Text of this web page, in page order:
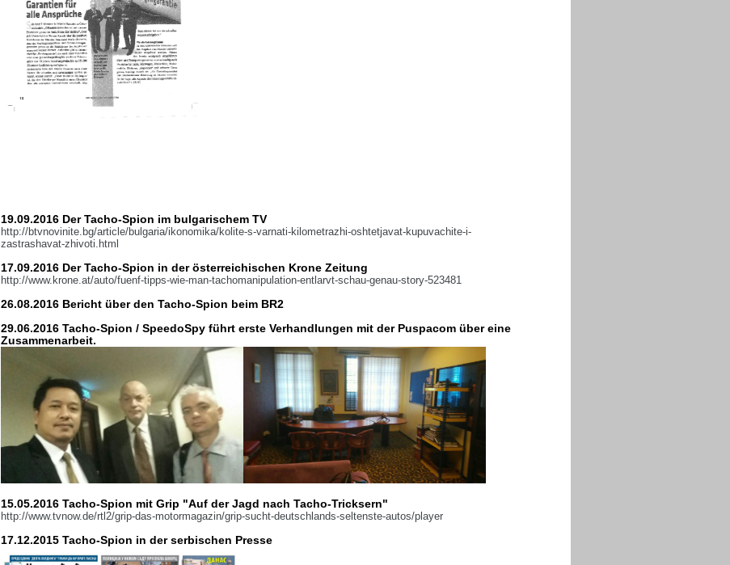
19.09.2016 Der Tacho-Spion im bulgarischem TV
http://btvnovinite.bg/article/bulgaria/ikonomika/kolite-s-varnati-kilometrazhi-oshtetjavat-kupuvachite-i-
zastrashavat-zhivoti.html
17.09.2016 Der Tacho-Spion in der österreichischen Krone Zeitung
http://www.krone.at/auto/fuenf-tipps-wie-man-tachomanipulation-entlarvt-schau-genau-story-523481
26.08.2016 Bericht über den Tacho-Spion beim BR2
29.06.2016 Tacho-Spion / SpeedoSpy führt erste Verhandlungen mit der Puspacom über eine
Zusammenarbeit.
15.05.2016 Tacho-Spion mit Grip "Auf der Jagd nach Tacho-Tricksern"
http://www.tvnow.de/rtl2/grip-das-motormagazin/grip-sucht-deutschlands-seltenste-autos/player
17.12.2015 Tacho-Spion in der serbischen Presse